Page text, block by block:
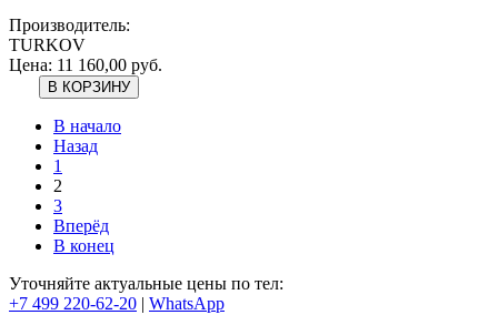
Производитель:
TURKOV
Цена: 11 160,00 руб.
В начало
Назад
1
2
3
Вперёд
В конец
Уточняйте актуальные цены по тел:
+7 499 220-62-20 | WhatsАpp